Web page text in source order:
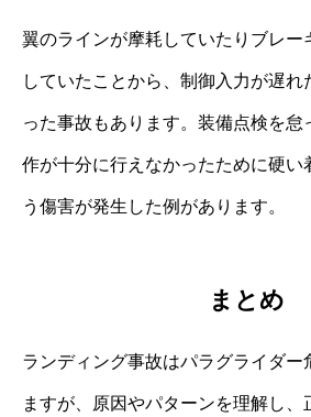
翼のラインが摩耗していたりブレー
していたことから、制御入力が遅
った事故もあります。装備点検を怠
作が十分に行えなかったために硬い
う傷害が発生した例があります。
まとめ
ランディング事故はパラグライダー
ますが、原因やパターンを理解し、